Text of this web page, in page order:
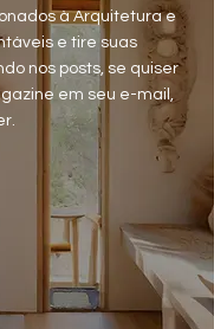
à Arquitetura e
e tire suas
nos posts, se quiser
em seu e-mail,